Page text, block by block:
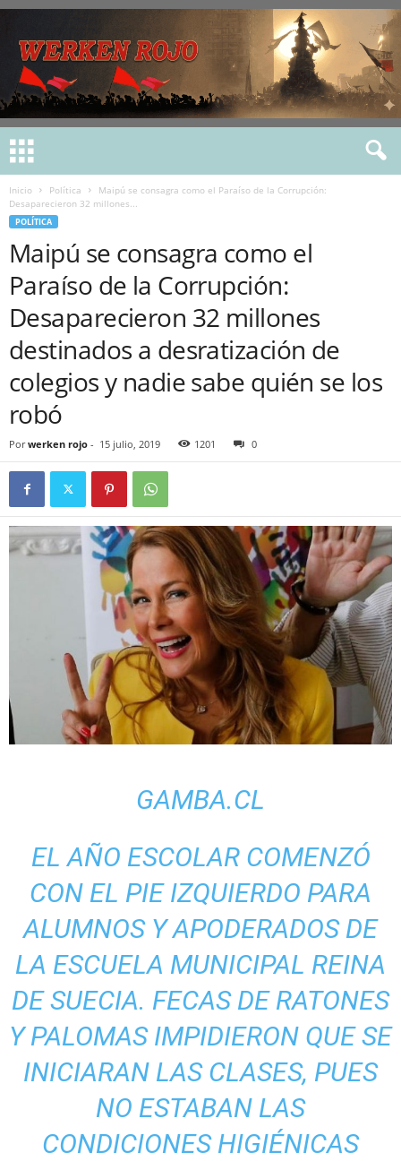
Inicio Política
Maipú se consagra como el Paraíso de la Corrupción:
Desaparecieron 32 millones...
POLÍTICA
Maipú se consagra como el
Paraíso de la Corrupción:
Desaparecieron 32 millones
destinados a desratización de
colegios y nadie sabe quién se los
robó
Por werken rojo - 15 julio, 2019 1201 0
GAMBA.CL
EL AÑO ESCOLAR COMENZÓ
CON EL PIE IZQUIERDO PARA
ALUMNOS Y APODERADOS DE
LA ESCUELA MUNICIPAL REINA
DE SUECIA. FECAS DE RATONES
Y PALOMAS IMPIDIERON QUE SE
INICIARAN LAS CLASES, PUES
NO ESTABAN LAS
CONDICIONES HIGIÉNICAS